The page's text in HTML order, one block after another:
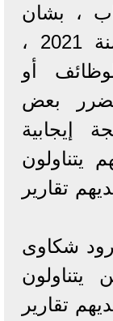
، بشان
تطبيق القانون رقم 73 لسنة 2021 ،
أو
بعض
إيجابية
يتناولون
تقارير
شكاوى
يتناولون
تقارير